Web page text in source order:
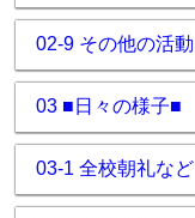
02-9 その他の活動
03 ■日々の様子■
03-1 全校朝礼など